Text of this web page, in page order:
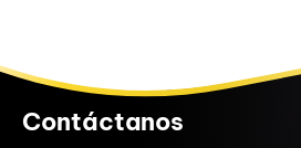
Contáctanos